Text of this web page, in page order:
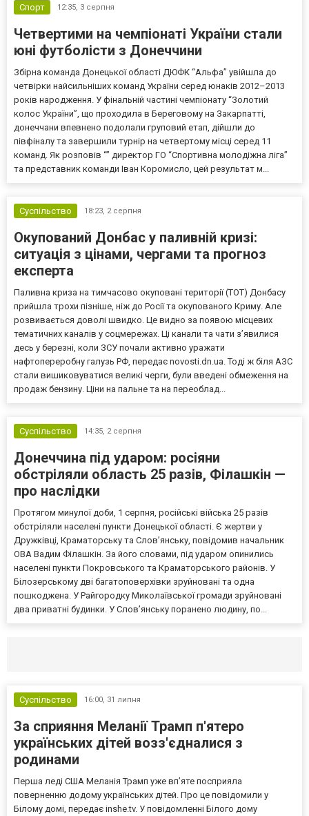
Спорт 12:35, 3 серпня
Четвертими на чемпіонаті України стали
юні футболісти з Донеччини
Збірна команда Донецької області ДЮФК “Альфа” увійшла до
четвірки найсильніших команд України серед юнаків 2012–2013
років народження. У фінальній частині чемпіонату “Золотий
колос України”, що проходила в Береговому на Закарпатті,
донеччани впевнено подолали груповий етап, дійшли до
півфіналу та завершили турнір на четвертому місці серед 11
команд. Як розповів “” директор ГО “Спортивна молодіжна ліга”
та представник команди Іван Коромисло, цей результат м...
Суспільство 18:23, 2 серпня
Окупований Донбас у паливній кризі:
ситуація з цінами, чергами та прогноз
експерта
Паливна криза на тимчасово окуповані території (ТОТ) Донбасу
прийшла трохи пізніше, ніж до Росії та окупованого Криму. Але
розвивається доволі швидко. Це видно за появою місцевих
тематичних каналів у соцмережах. Ці канали та чати з’явилися
десь у березні, коли ЗСУ почали активно уражати
нафтопереробну галузь РФ, передає novosti.dn.ua. Тоді ж біля АЗС
стали вишиковуватися великі черги, були введені обмеження на
продаж бензину. Ціни на пальне та на переоблад...
Суспільство 14:35, 2 серпня
Донеччина під ударом: росіяни
обстріляли область 25 разів, Філашкін —
про наслідки
Протягом минулої доби, 1 серпня, російські війська 25 разів
обстріляли населені пункти Донецької області. Є жертви у
Дружківці, Краматорську та Слов’янську, повідомив начальник
ОВА Вадим Філашкін. За його словами, під ударом опинились
населені пункти Покровського та Краматорського районів. У
Білозерському дві багатоповерхівки зруйновані та одна
пошкоджена. У Райгородку Миколаївської громади зруйновані
два приватні будинки. У Слов’янську поранено людину, по...
Суспільство 16:00, 31 липня
За сприяння Меланії Трамп п'ятеро
українських дітей возз'єдналися з
родинами
Перша леді США Меланія Трамп уже впʼяте посприяла
поверненню додому українських дітей. Про це повідомили у
Білому домі, передає inshe.tv. У повідомленні Білого дому